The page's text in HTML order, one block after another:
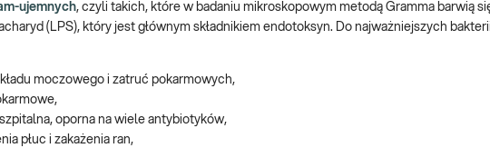
ujemnych, czyli takich, które w badaniu mikroskopowym metodą Gramma barwią
(LPS), który jest głównym składnikiem endotoksyn. Do najważniejszych
moczowego i zatruć pokarmowych,
oporna na wiele antybiotyków,
płuc i zakażenia ran,